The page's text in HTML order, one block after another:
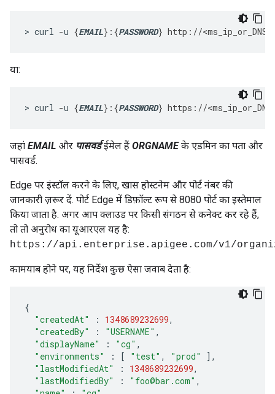
> curl -u {EMAIL}:{PASSWORD} http://
या:
> curl -u {EMAIL}:{PASSWORD} https://
जहां EMAIL और पासवर्डईमेल हैं ORGNAMEके एडमिन का पता और
पासवर्ड.
Edge पर इंस्टॉल करने के लिए, खास होस्टनेम और पोर्ट नंबर की
जानकारी ज़रूर दें. पोर्ट Edge में डिफ़ॉल्ट रूप से 8080 पोर्ट का इस्तेमाल
किया जाता है. अगर आप क्लाउड पर किसी संगठन से कनेक्ट कर रहे हैं,
तो तो अनुरोध का यूआरएल यह है:
https://api.enterprise.apigee.com/v1/
कामयाब होने पर, यह निर्देश कुछ ऐसा जवाब देता है:
{
"createdAt"
: 1348689232699,
"createdBy"
: "USERNAME" ,
"displayName"
: "cg" ,
"environments"
: [ "test" , "prod"
],
"lastModifiedAt"
: 1348689232699,
"lastModifiedBy"
: "foo@bar.com" ,